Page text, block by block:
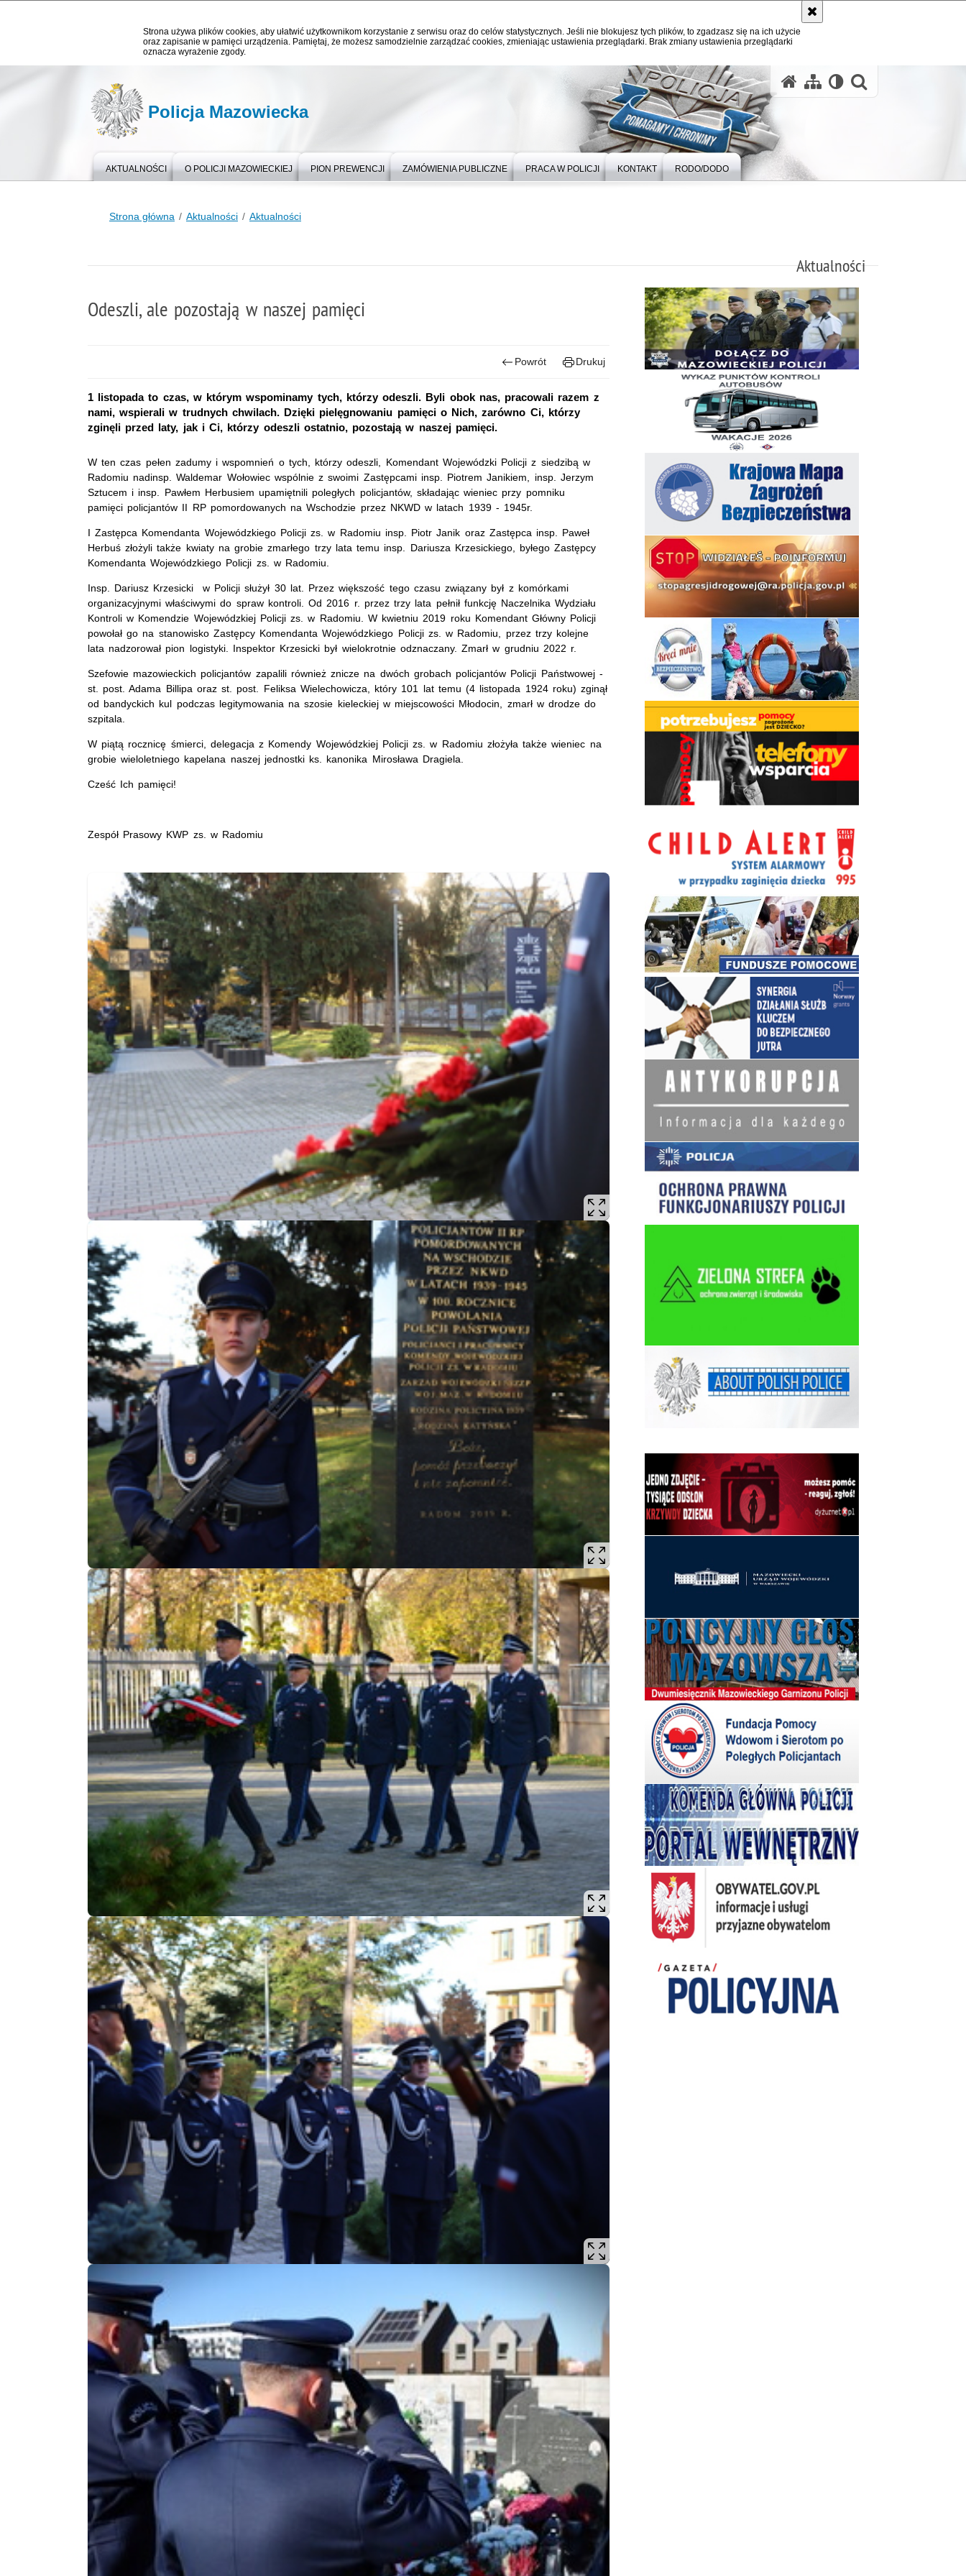
Strona używa plików cookies, aby ułatwić użytkownikom korzystanie z serwisu oraz do celów statystycznych. Jeśli nie blokujesz tych plików, to zgadzasz się na ich użycie
oraz zapisanie w pamięci urządzenia. Pamiętaj, że możesz samodzielnie zarządzać cookies, zmieniając ustawienia przeglądarki. Brak zmiany ustawienia przeglądarki
oznacza wyrażenie zgody.
Policja Mazowiecka
AKTUALNOŚCI O POLICJI MAZOWIECKIEJ PION PREWENCJI ZAMÓWIENIA PUBLICZNE PRACA W POLICJI KONTAKT RODO/DODO
Strona główna Aktualności Aktualności
Aktualności
Odeszli, ale pozostają w naszej pamięci
Powrót Drukuj
1 listopada to czas, w którym wspominamy tych, którzy odeszli. Byli obok nas, pracowali razem z
nami, wspierali w trudnych chwilach. Dzięki pielęgnowaniu pamięci o Nich, zarówno Ci, którzy
zginęli przed laty, jak i Ci, którzy odeszli ostatnio, pozostają w naszej pamięci.
W ten czas pełen zadumy i wspomnień o tych, którzy odeszli, Komendant Wojewódzki Policji z siedzibą w
Radomiu nadinsp. Waldemar Wołowiec wspólnie z swoimi Zastępcami insp. Piotrem Janikiem, insp. Jerzym
Sztucem i insp. Pawłem Herbusiem upamiętnili poległych policjantów, składając wieniec przy pomniku
pamięci policjantów II RP pomordowanych na Wschodzie przez NKWD w latach 1939 - 1945r.
I Zastępca Komendanta Wojewódzkiego Policji zs. w Radomiu insp. Piotr Janik oraz Zastępca insp. Paweł
Herbuś złożyli także kwiaty na grobie zmarłego trzy lata temu insp. Dariusza Krzesickiego, byłego Zastępcy
Komendanta Wojewódzkiego Policji zs. w Radomiu.
Insp. Dariusz Krzesicki w Policji służył 30 lat. Przez większość tego czasu związany był z komórkami
organizacyjnymi właściwymi do spraw kontroli. Od 2016 r. przez trzy lata pełnił funkcję Naczelnika Wydziału
Kontroli w Komendzie Wojewódzkiej Policji zs. w Radomiu. W kwietniu 2019 roku Komendant Główny Policji
powołał go na stanowisko Zastępcy Komendanta Wojewódzkiego Policji zs. w Radomiu, przez trzy kolejne
lata nadzorował pion logistyki. Inspektor Krzesicki był wielokrotnie odznaczany. Zmarł w grudniu 2022 r.
Szefowie mazowieckich policjantów zapalili również znicze na dwóch grobach policjantów Policji Państwowej -
st. post. Adama Billipa oraz st. post. Feliksa Wielechowicza, który 101 lat temu (4 listopada 1924 roku) zginął
od bandyckich kul podczas legitymowania na szosie kieleckiej w miejscowości Młodocin, zmarł w drodze do
szpitala.
W piątą rocznicę śmierci, delegacja z Komendy Wojewódzkiej Policji zs. w Radomiu złożyła także wieniec na
grobie wieloletniego kapelana naszej jednostki ks. kanonika Mirosława Dragiela.
Cześć Ich pamięci!
Zespół Prasowy KWP zs. w Radomiu